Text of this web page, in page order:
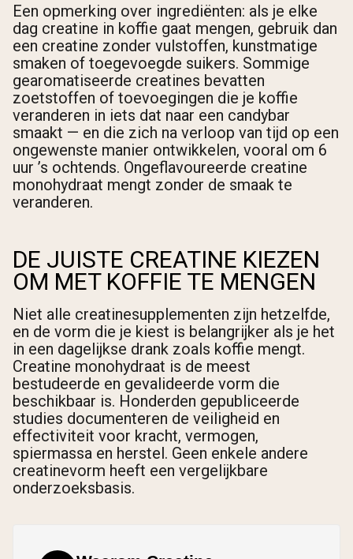
Een opmerking over ingrediënten: als je elke
dag creatine in koffie gaat mengen, gebruik dan
een creatine zonder vulstoffen, kunstmatige
smaken of toegevoegde suikers. Sommige
gearomatiseerde creatines bevatten
zoetstoffen of toevoegingen die je koffie
veranderen in iets dat naar een candybar
smaakt — en die zich na verloop van tijd op een
ongewenste manier ontwikkelen, vooral om 6
uur ’s ochtends. Ongeflavoureerde creatine
monohydraat mengt zonder de smaak te
veranderen.
DE JUISTE CREATINE KIEZEN
OM MET KOFFIE TE MENGEN
Niet alle creatinesupplementen zijn hetzelfde,
en de vorm die je kiest is belangrijker als je het
in een dagelijkse drank zoals koffie mengt.
Creatine monohydraat is de meest
bestudeerde en gevalideerde vorm die
beschikbaar is. Honderden gepubliceerde
studies documenteren de veiligheid en
effectiviteit voor kracht, vermogen,
spiermassa en herstel. Geen enkele andere
creatinevorm heeft een vergelijkbare
onderzoeksbasis.